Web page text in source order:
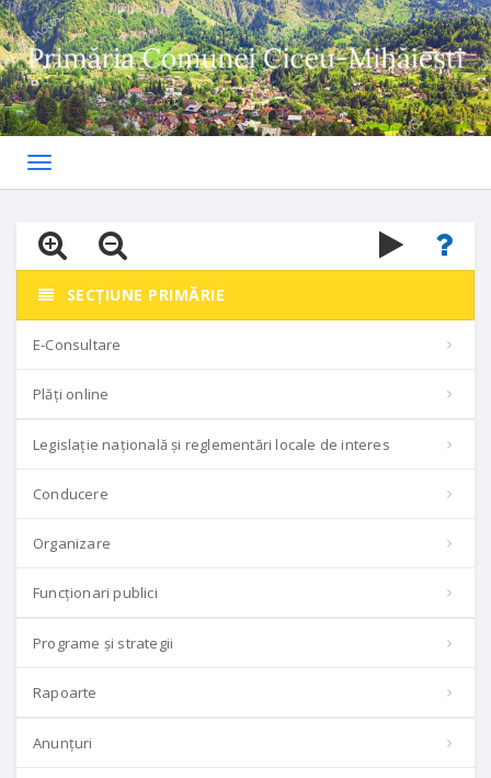
Toggle
SECȚIUNE PRIMĂRIE
E-Consultare
Plăți online
Legislație națională și reglementări locale de interes
Conducere
Organizare
Funcționari publici
Programe și strategii
Rapoarte
Anunțuri